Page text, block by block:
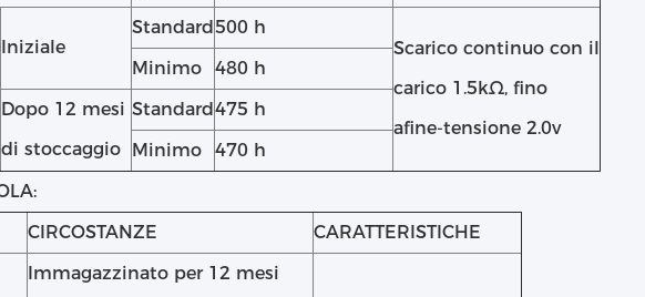
Iniziale
Standard500 h
Scarico continuo con il
carico 1.5kΩ, fino
afine-tensione 2.0v
Minimo
480 h
Dopo 12 mesi
di stoccaggio
Standard475 h
Minimo
470 h
CIRCOSTANZE CARATTERISTICHE
Immagazzinato per 12 mesi